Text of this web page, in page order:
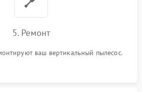
5. Ремонт
ваш вертикальный пылесос.